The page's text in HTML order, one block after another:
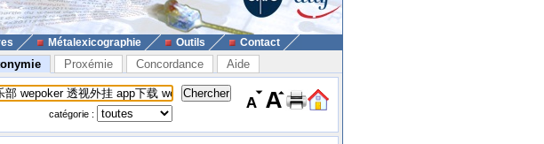
Métalexicographie Outils Contact
Proxémie Concordance Aide
catégorie :